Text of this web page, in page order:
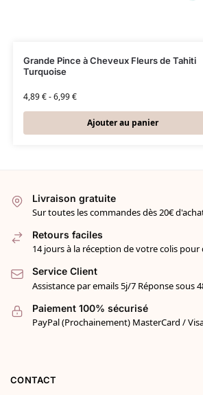
Grande Pince à Cheveux Fleurs de Tahiti
Turquoise
4,89€-6,99€
Ajouter au panier
Livraison gratuite
Sur toutes les commandes dès 20€
Retours faciles
14 jours à la réception de votre colis pour
Service Client
Assistance par emails 5j/7 Réponse sous
Paiement 100% sécurisé
PayPal (Prochainement) MasterCard /
CONTACT